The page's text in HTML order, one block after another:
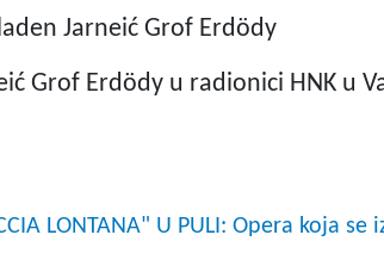
Jarneić Grof Erdödy
Grof Erdödy u radionici HNK u
LONTANA" U PULI: Opera koja